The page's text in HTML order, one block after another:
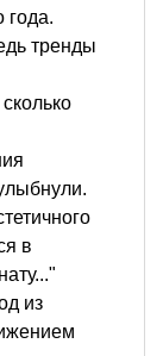
года.
тренды
в
из